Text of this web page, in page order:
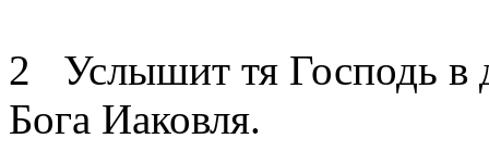
2 Услышит тя Господь в
Бога Иаковля.